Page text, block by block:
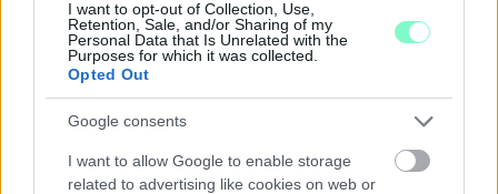
I want to opt-out of Collection, Use,
Retention, Sale, and/or Sharing of my
Personal Data that Is Unrelated with the
Purposes for which it was collected.
Opted Out
Google consents
I want to allow Google to enable storage
related to advertising like cookies on web or